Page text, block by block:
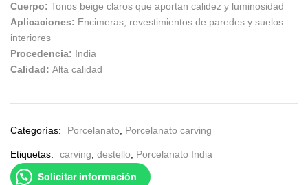
Cuerpo: Tonos beige claros que aportan calidez y luminosidad
Aplicaciones: Encimeras, revestimientos de paredes y suelos
interiores
Procedencia: India
Calidad: Alta calidad
Categorías: Porcelanato Porcelanato carving
Etiquetas: carving destello Porcelanato India
Solicitar información